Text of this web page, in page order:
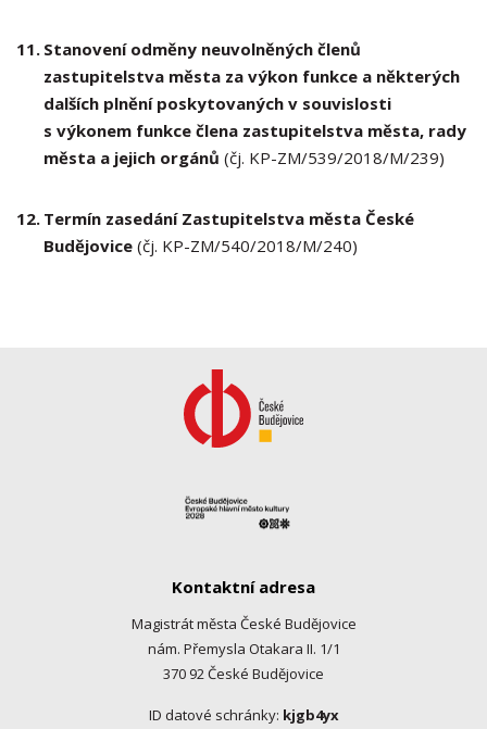
11. Stanovení odměny neuvolněných členů
zastupitelstva města za výkon funkce a některých
dalších plnění poskytovaných v souvislosti
s výkonem funkce člena zastupitelstva města, rady
města a jejich orgánů (čj. KP-ZM/539/2018/M/239)
12. Termín zasedání Zastupitelstva města České
Budějovice (čj. KP-ZM/540/2018/M/240)
Kontaktní adresa
Magistrát města České Budějovice
nám. Přemysla Otakara II. 1/1
370 92 České Budějovice
ID datové schránky: kjgb4yx